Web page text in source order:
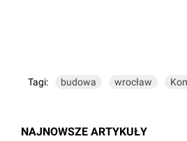
Tagi: budowa wrocław
NAJNOWSZE ARTYKUŁY